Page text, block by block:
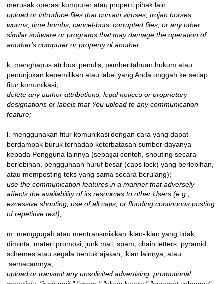
merusak operasi komputer atau properti pihak lain;
upload or introduce files that contain viruses, trojan horses,
worms, time bombs, cancel-bots, corrupted files, or any other
similar software or programs that may damage the operation of
another's computer or property of another;
k. menghapus atribusi penulis, pemberitahuan hukum atau
penunjukan kepemilikan atau label yang Anda unggah ke setiap
fitur komunikasi;
delete any author attributions, legal notices or proprietary
designations or labels that You upload to any communication
feature;
l. menggunakan fitur komunikasi dengan cara yang dapat
berdampak buruk terhadap keterbatasan sumber dayanya
kepada Pengguna lainnya (sebagai contoh, shouting secara
berlebihan, penggunaan huruf besar (caps lock) yang berlebihan,
atau memposting teks yang sama secara berulang);
use the communication features in a manner that adversely
affects the availability of its resources to other Users (e.g.,
excessive shouting, use of all caps, or flooding continuous posting
of repetitive text);
m. menggugah atau mentransmisikan iklan-iklan yang tidak
diminta, materi promosi, junk mail, spam, chain letters, pyramid
schemes atau segala bentuk ajakan, iklan lainnya, atau
semacamnya;
upload or transmit any unsolicited advertising, promotional